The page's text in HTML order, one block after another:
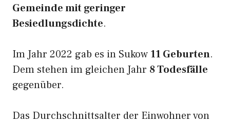
Gemeinde mit geringer
Besiedlungsdichte.
Im Jahr 2022 gab es in Sukow 11 Geburten.
Dem stehen im gleichen Jahr 8 Todesfälle
gegenüber.
Das Durchschnittsalter der Einwohner von